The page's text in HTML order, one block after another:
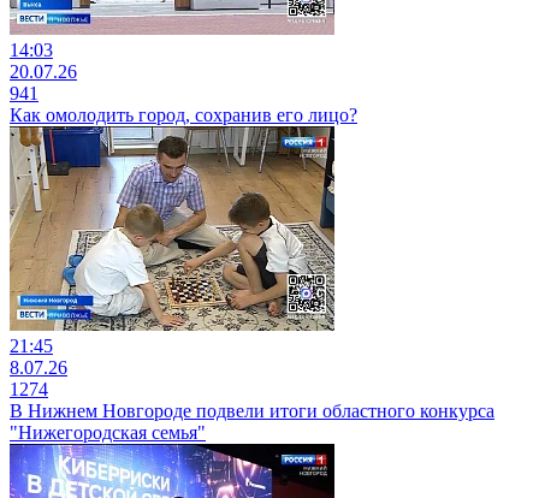
14:03
20.07.26
941
Как омолодить город, сохранив его лицо?
21:45
8.07.26
1274
В Нижнем Новгороде подвели итоги областного конкурса
"Нижегородская семья"